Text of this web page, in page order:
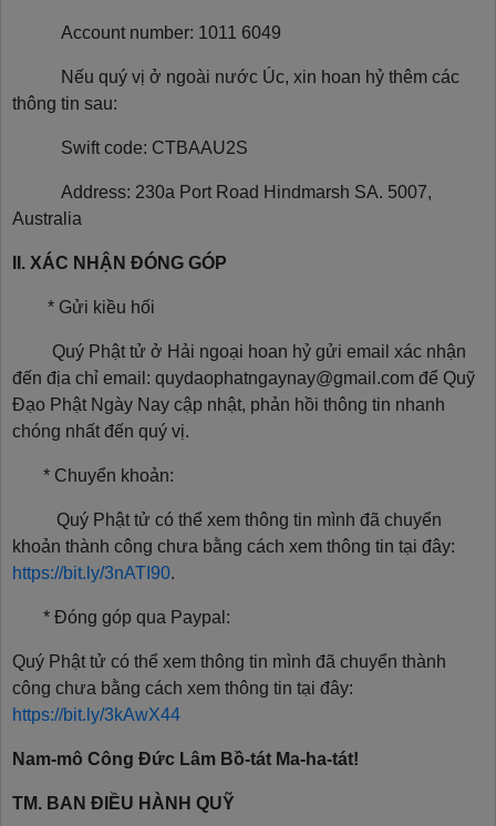
Account number: 1011 6049
Nếu quý vị ở ngoài nước Úc, xin hoan hỷ thêm các
thông tin sau:
Swift code: CTBAAU2S
Address: 230a Port Road Hindmarsh SA. 5007,
Australia
II. XÁC NHẬN ĐÓNG GÓP
* Gửi kiều hối
Quý Phật tử ở Hải ngoại hoan hỷ gửi email xác nhận
đến địa chỉ email: quydaophatngaynay@gmail.com để Quỹ
Đạo Phật Ngày Nay cập nhật, phản hồi thông tin nhanh
chóng nhất đến quý vị.
* Chuyển khoản:
Quý Phật tử có thể xem thông tin mình đã chuyển
khoản thành công chưa bằng cách xem thông tin tại đây:
https://bit.ly/3nATI90.
* Đóng góp qua Paypal:
Quý Phật tử có thể xem thông tin mình đã chuyển thành
công chưa bằng cách xem thông tin tại đây:
https://bit.ly/3kAwX44
Nam-mô Công Đức Lâm Bồ-tát Ma-ha-tát!
TM. BAN ĐIỀU HÀNH QUỸ